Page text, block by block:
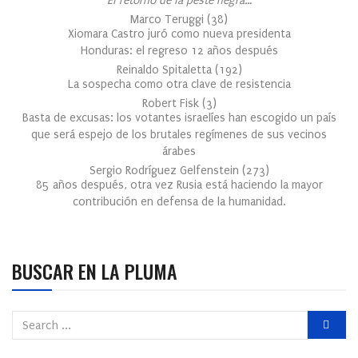
Marco Teruggi (38)
Xiomara Castro juró como nueva presidenta
Honduras: el regreso 12 años después
Reinaldo Spitaletta (192)
La sospecha como otra clave de resistencia
Robert Fisk (3)
Basta de excusas: los votantes israelíes han escogido un país
que será espejo de los brutales regímenes de sus vecinos
árabes
Sergio Rodríguez Gelfenstein (273)
85 años después, otra vez Rusia está haciendo la mayor
contribución en defensa de la humanidad.
BUSCAR EN LA PLUMA